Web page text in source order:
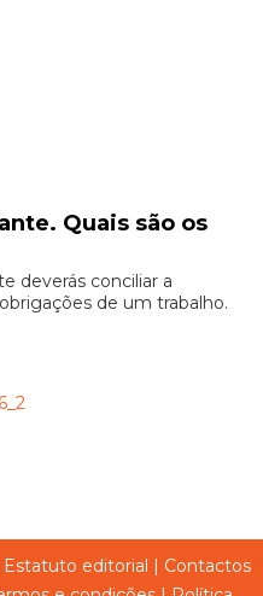
Quais são os
deverás conciliar a
de um trabalho.
Estatuto editorial | Contactos